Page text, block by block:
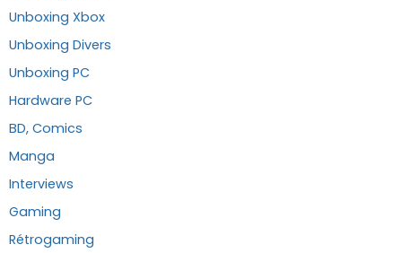
Unboxing Xbox
Unboxing Divers
Unboxing PC
Hardware PC
BD, Comics
Manga
Interviews
Gaming
Rétrogaming